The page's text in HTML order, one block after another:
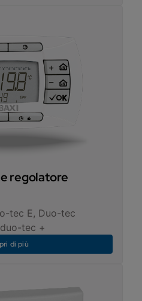
regolatore
tec E, Duo-tec
tec +
di più